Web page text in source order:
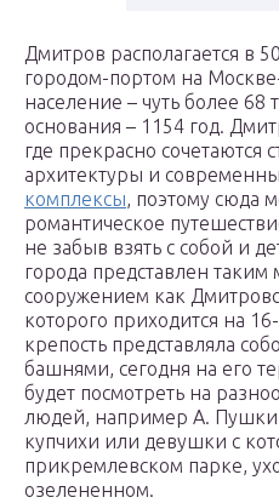
Дмитров располагается в
городом-портом на
население – чуть более 68
основания – 1154 год.
где прекрасно сочетаются
архитектуры и
комплексы, поэтому сюда
романтическое
не забыв взять с собой и
города представлен
сооружением как
которого приходится на
крепость представляла
башнями, сегодня на его
будет посмотреть на
людей, например А.
купчихи или девушки с
прикремлевском парке,
озелененном.